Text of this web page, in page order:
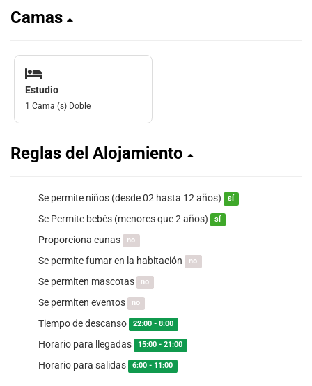
Camas
Estudio
1 Cama (s) Doble
Reglas del Alojamiento
Se permite niños (desde 02 hasta 12 años) sí
Se Permite bebés (menores que 2 años) sí
Proporciona cunas no
Se permite fumar en la habitación no
Se permiten mascotas no
Se permiten eventos no
Tiempo de descanso 22:00 - 8:00
Horario para llegadas 15:00 - 21:00
Horario para salidas 6:00 - 11:00